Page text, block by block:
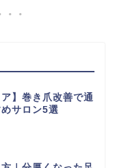
ア】巻き爪改善で通
サロン5選